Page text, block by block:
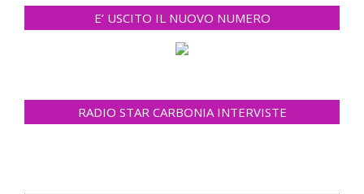
E’ USCITO IL NUOVO NUMERO
RADIO STAR CARBONIA INTERVISTE